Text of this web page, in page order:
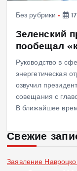
Без рубрики
Зеленский
пообещал
Руководство в
энергетическая
озвучил
совещания с
В ближайшее
Свежие
Заявление